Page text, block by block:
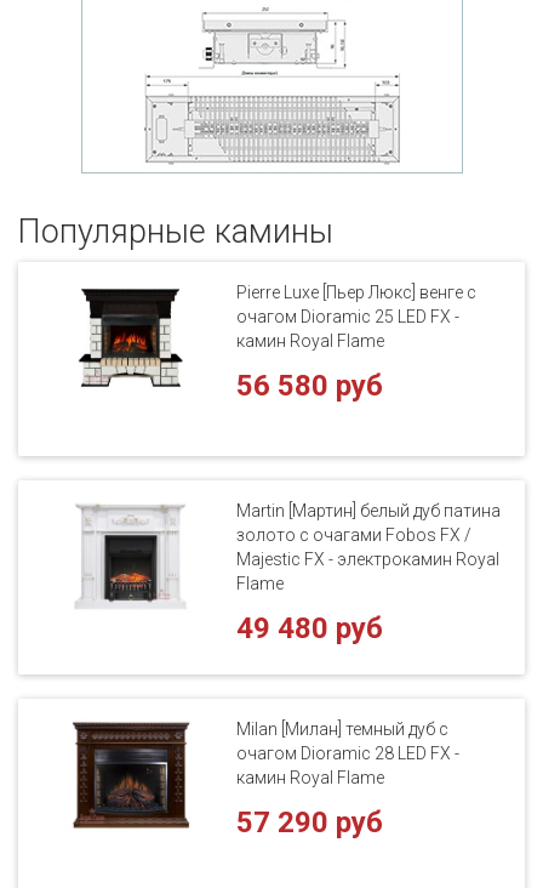
Популярные кaмины
Pierre Luxe [Пьер Люкс] венге с
очагом Dioramic 25 LED FX -
камин Royal Flame
56 580 руб
Martin [Мартин] белый дуб патина
золото с очагами Fobos FX /
Majestic FX - электрокамин Royal
Flame
49 480 руб
Milan [Милан] темный дуб с
очагом Dioramic 28 LED FX -
камин Royal Flame
57 290 руб